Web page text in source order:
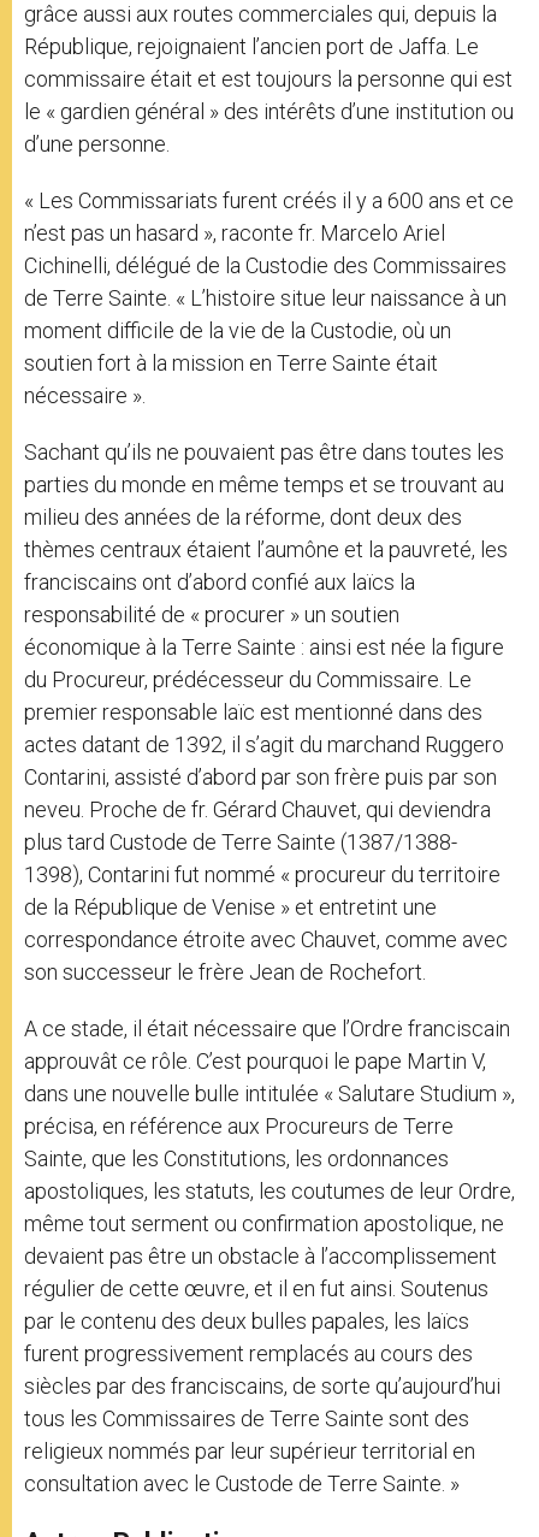
grâce aussi aux routes commerciales qui, depuis la
République, rejoignaient l’ancien port de Jaffa. Le
commissaire était et est toujours la personne qui est
le « gardien général » des intérêts d’une institution ou
d’une personne.
« Les Commissariats furent créés il y a 600 ans et ce
n’est pas un hasard », raconte fr. Marcelo Ariel
Cichinelli, délégué de la Custodie des Commissaires
de Terre Sainte. « L’histoire situe leur naissance à un
moment difficile de la vie de la Custodie, où un
soutien fort à la mission en Terre Sainte était
nécessaire ».
Sachant qu’ils ne pouvaient pas être dans toutes les
parties du monde en même temps et se trouvant au
milieu des années de la réforme, dont deux des
thèmes centraux étaient l’aumône et la pauvreté, les
franciscains ont d’abord confié aux laïcs la
responsabilité de « procurer » un soutien
économique à la Terre Sainte : ainsi est née la figure
du Procureur, prédécesseur du Commissaire. Le
premier responsable laïc est mentionné dans des
actes datant de 1392, il s’agit du marchand Ruggero
Contarini, assisté d’abord par son frère puis par son
neveu. Proche de fr. Gérard Chauvet, qui deviendra
plus tard Custode de Terre Sainte (1387/1388-
1398), Contarini fut nommé « procureur du territoire
de la République de Venise » et entretint une
correspondance étroite avec Chauvet, comme avec
son successeur le frère Jean de Rochefort.
A ce stade, il était nécessaire que l’Ordre franciscain
approuvât ce rôle. C’est pourquoi le pape Martin V,
dans une nouvelle bulle intitulée « Salutare Studium »,
précisa, en référence aux Procureurs de Terre
Sainte, que les Constitutions, les ordonnances
apostoliques, les statuts, les coutumes de leur Ordre,
même tout serment ou confirmation apostolique, ne
devaient pas être un obstacle à l’accomplissement
régulier de cette œuvre, et il en fut ainsi. Soutenus
par le contenu des deux bulles papales, les laïcs
furent progressivement remplacés au cours des
siècles par des franciscains, de sorte qu’aujourd’hui
tous les Commissaires de Terre Sainte sont des
religieux nommés par leur supérieur territorial en
consultation avec le Custode de Terre Sainte. »